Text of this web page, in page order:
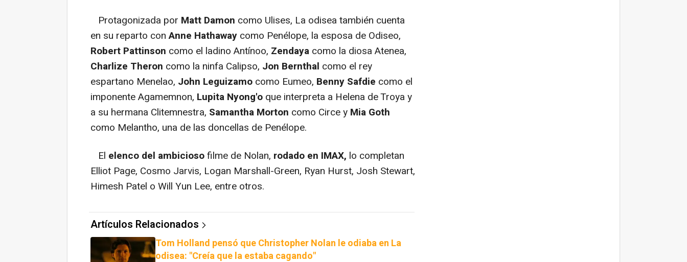
Protagonizada por Matt Damon como Ulises, La odisea también cuenta
en su reparto conAnne Hathaway como Penélope, la esposa de Odiseo,
Robert Pattinson como el ladino Antínoo, Zendaya como la diosa Atenea,
Charlize Theron como la ninfa Calipso, Jon Bernthal como el rey
espartano Menelao, John Leguizamo como Eumeo, Benny Safdie como el
imponente Agamemnon, Lupita Nyong'o que interpreta a Helena de Troya y
a su hermana Clitemnestra, Samantha Morton como Circe y Mia Goth
como Melantho, una de las doncellas de Penélope.
El elenco del ambiciosofilme de Nolan, rodado en IMAX, lo completan
Elliot Page, Cosmo Jarvis, Logan Marshall-Green, Ryan Hurst, Josh Stewart,
Himesh Patel o Will Yun Lee, entre otros.
Artículos Relacionados
Tom Holland pensó que Christopher Nolan le odiaba en La
odisea: "Creía que la estaba cagando"